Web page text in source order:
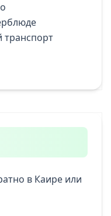
в Каире или